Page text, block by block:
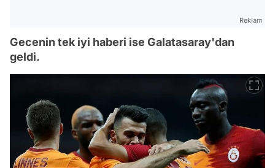
Reklam
Gecenin tek iyi haberi ise Galatasaray'dan
geldi.